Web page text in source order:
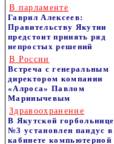
В парламенте
Гаврил Алексеев:
Правительству Якутии
предстоит принять ряд
непростых решений
В России
Встреча с генеральным
директором компании
«Алроса» Павлом
Маринычевым
Здравоохранение
В Якутской горбольнице
№3 установлен пандус в
кабинете компьютерной